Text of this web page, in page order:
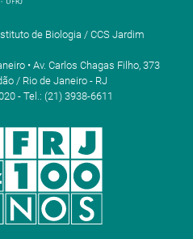
de Biologia / CCS Jardim
• Av. Carlos Chagas Filho, 373
/ Rio de Janeiro - RJ
- Tel.: (21) 3938-6611